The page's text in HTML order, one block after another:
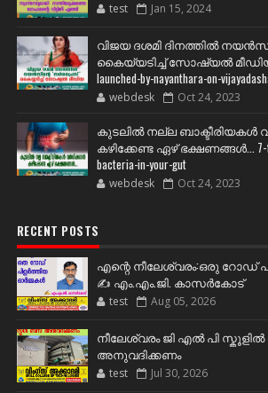
test Jan 15, 2024
വിജയ ദശമി ദിനത്തില്‍
കൈയ്യടിച്ച് സോഷ്യല്‍ മീഡിയ
launched-by-nayanthara-on-
webdesk Oct 24, 2023
കുടലിൽ നല്ല ബാക്ടീരിയകൾ
കഴിക്കേണ്ട ഏഴ് ഭക്ഷണങ്ങള്‍... 7-
bacteria-in-your-gut
webdesk Oct 24, 2023
RECENT POSTS
എന്റെ നീലേശ്വരം:ഒരു റോഡ്
✍️ എം.എം.ജി. കാസർകോട്
test Aug 05, 2026
നീലേശ്വരം ജി എൽ പി
അനുവദിക്കണം
test Jul 30, 2026